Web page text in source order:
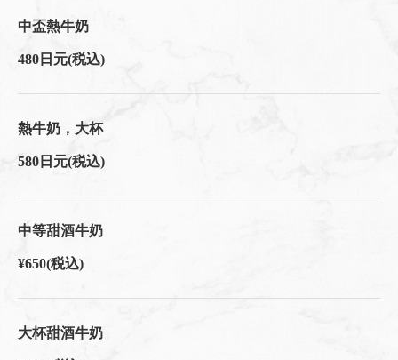
中盃熱牛奶
480日元(税込)
熱牛奶，大杯
580日元(税込)
中等甜酒牛奶
¥650(税込)
大杯甜酒牛奶